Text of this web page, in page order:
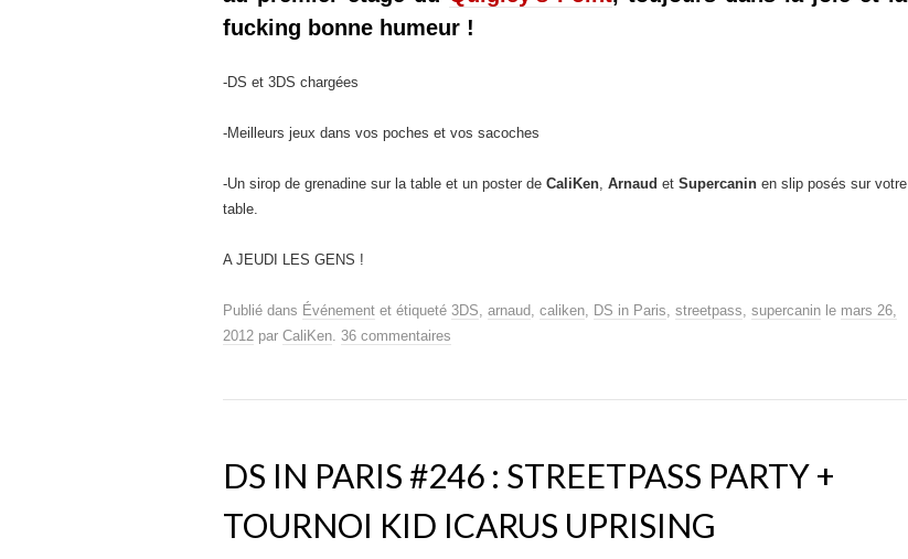
fucking bonne humeur !
-DS et 3DS chargées
-Meilleurs jeux dans vos poches et vos sacoches
-Un sirop de grenadine sur la table et un poster de CaliKen, Arnaud et Supercanin en slip posés sur votre
table.
A JEUDI LES GENS !
Publié dans Événement et étiqueté 3DS, arnaud, caliken, DS in Paris, streetpass, supercanin le mars 26,
2012 par CaliKen. 36 commentaires
DS IN PARIS #246 : STREETPASS PARTY +
TOURNOI KID ICARUS UPRISING